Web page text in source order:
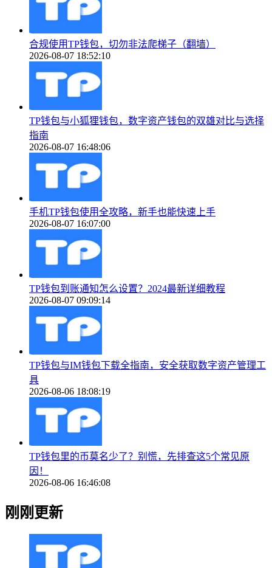
合规使用TP钱包，切勿非法爬梯子（翻墙）
2026-08-07 18:52:10
TP钱包与小狐狸钱包，数字资产钱包的双雄对比与选择
指南
2026-08-07 16:48:06
手机TP钱包使用全攻略，新手也能快速上手
2026-08-07 16:07:00
TP钱包到账通知怎么设置？2024最新详细教程
2026-08-07 09:09:14
TP钱包与IM钱包下载全指南，安全获取数字资产管理工
具
2026-08-06 18:08:19
TP钱包里的币莫名少了？别慌，先排查这5个常见原
因！
2026-08-06 16:46:08
刚刚更新